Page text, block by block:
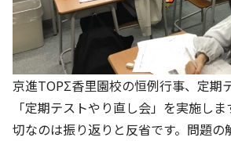
京進TOPΣ香里園校の恒例行事、定期
「定期テストやり直し会」を実施し
切なのは振り返りと反省です。問題の